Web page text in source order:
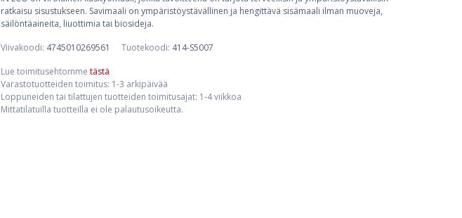
ratkaisu sisustukseen. Savimaali on ympäristöystävällinen ja hengittävä sisämaali ilman muoveja,
säilöntäaineita, liuottimia tai biosideja.
Viivakoodi: 4745010269561 Tuotekoodi: 414-S5007
Lue toimitusehtomme tästä
Varastotuotteiden toimitus: 1-3 arkipäivää
Loppuneiden tai tilattujen tuotteiden toimitusajat: 1-4 viikkoa
Mittatilatuilla tuotteilla ei ole palautusoikeutta.